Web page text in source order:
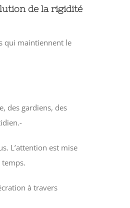
de la rigidité
qui maintiennent le
des gardiens, des
L’attention est mise
temps.
à travers